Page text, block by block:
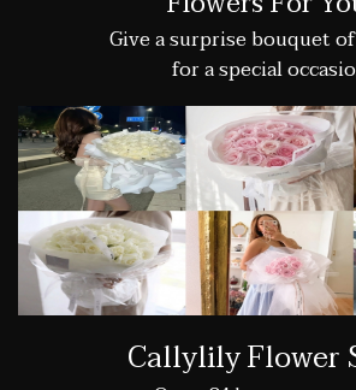
Give a surprise bouquet
for a special
Callylily Flower